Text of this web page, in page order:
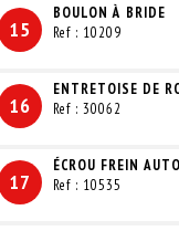
15
BOULON À BRIDE
Ref : 10209
16
ENTRETOISE DE
Ref : 30062
17
ÉCROU FREIN
Ref : 10535